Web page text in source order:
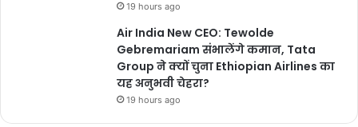
19 hours ago
Air India New CEO: Tewolde
Gebremariam संभालेंगे कमान, Tata
Group ने क्यों चुना Ethiopian Airlines का
यह अनुभवी चेहरा?
19 hours ago